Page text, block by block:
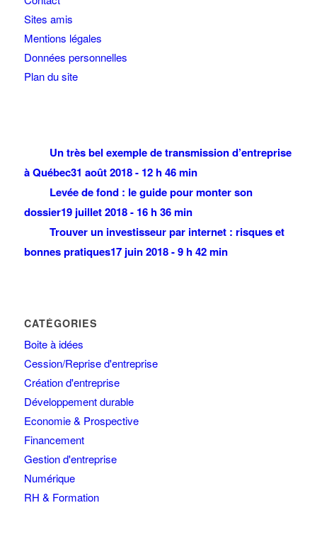
Sites amis
Mentions légales
Données personnelles
Plan du site
Un très bel exemple de transmission d’entreprise
à Québec31 août 2018 - 12 h 46 min
Levée de fond : le guide pour monter son
dossier19 juillet 2018 - 16 h 36 min
Trouver un investisseur par internet : risques et
bonnes pratiques17 juin 2018 - 9 h 42 min
CATÉGORIES
Boite à idées
Cession/Reprise d'entreprise
Création d'entreprise
Développement durable
Economie & Prospective
Financement
Gestion d'entreprise
Numérique
RH & Formation